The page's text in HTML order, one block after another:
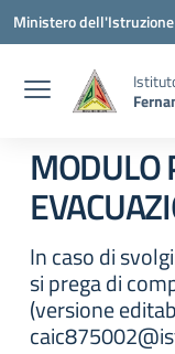
Vai ai contenuti
Vai al menu di
Vai al footer
Ministero
MODULO
In caso di
si prega di
(versione